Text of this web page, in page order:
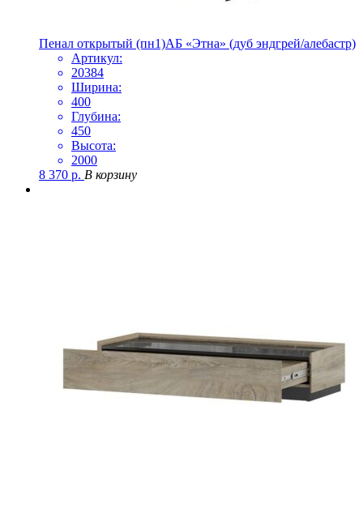
Пенал открытый (пн1)АБ «Этна» (дуб эндгрей/алебастр)
Артикул:
20384
Ширина:
400
Глубина:
450
Высота:
2000
8 370 р. В корзину